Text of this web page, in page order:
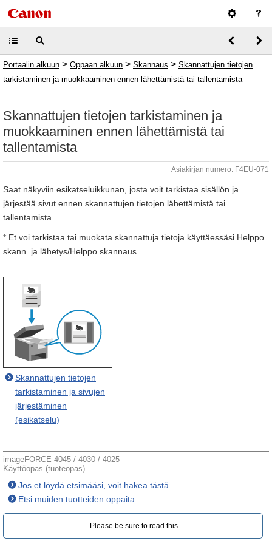
Portaalin alkuun > Oppaan alkuun > Skannaus > Skannattujen tietojen
tarkistaminen ja muokkaaminen ennen lähettämistä tai tallentamista
Skannattujen tietojen tarkistaminen ja
muokkaaminen ennen lähettämistä tai
tallentamista
Asiakirjan numero: F4EU-071
Saat näkyviin esikatseluikkunan, josta voit tarkistaa sisällön ja
järjestää sivut ennen skannattujen tietojen lähettämistä tai
tallentamista.
* Et voi tarkistaa tai muokata skannattuja tietoja käyttäessäsi Helppo
skann. ja lähetys/Helppo skannaus.
Skannattujen tietojen
tarkistaminen ja sivujen
järjestäminen
(esikatselu)
imageFORCE 4045 / 4030 / 4025
Käyttöopas (tuoteopas)
Jos et löydä etsimääsi, voit hakea tästä.
Etsi muiden tuotteiden oppaita
Please be sure to read this.‎